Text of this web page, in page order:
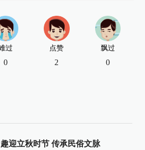
过
0
点赞
2
飘过
0
趣迎立秋时节 传承民俗文脉